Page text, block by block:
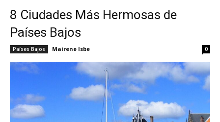
8 Ciudades Más Hermosas de
Países Bajos
Países Bajos Mairene Isbe 0